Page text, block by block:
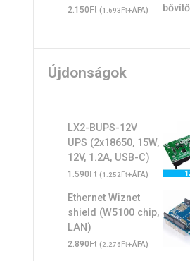
2.150Ft (1.693Ft+ÁFA)
Újdonságok
LX2-BUPS-12V
UPS (2x18650, 15W,
12V, 1.2A, USB-C)
1.590Ft (1.252Ft+ÁFA)
Ethernet Wiznet
shield (W5100 chip,
LAN)
2.890Ft (2.276Ft+ÁFA)